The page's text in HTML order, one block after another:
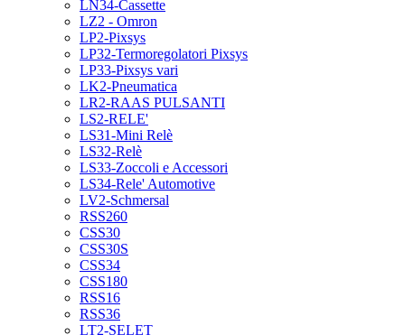
LN34-Cassette
LZ2 - Omron
LP2-Pixsys
LP32-Termoregolatori Pixsys
LP33-Pixsys vari
LK2-Pneumatica
LR2-RAAS PULSANTI
LS2-RELE'
LS31-Mini Relè
LS32-Relè
LS33-Zoccoli e Accessori
LS34-Rele' Automotive
LV2-Schmersal
RSS260
CSS30
CSS30S
CSS34
CSS180
RSS16
RSS36
LT2-SELET